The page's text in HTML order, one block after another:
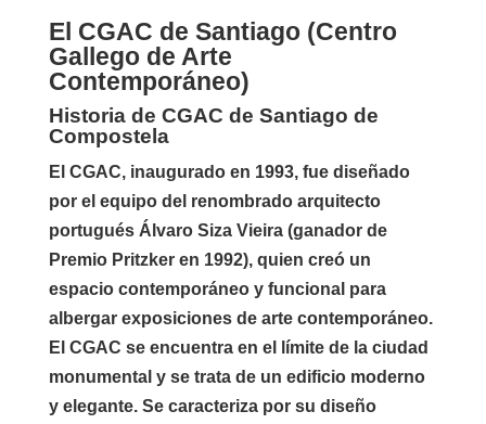
El CGAC de Santiago (Centro
Gallego de Arte
Contemporáneo)
Historia de CGAC de Santiago de
Compostela
El CGAC, inaugurado en 1993, fue diseñado
por el equipo del renombrado arquitecto
portugués Álvaro Siza Vieira (ganador de
Premio Pritzker en 1992), quien creó un
espacio contemporáneo y funcional para
albergar exposiciones de arte contemporáneo.
El CGAC se encuentra en el límite de la ciudad
monumental y se trata de un edificio moderno
y elegante. Se caracteriza por su diseño